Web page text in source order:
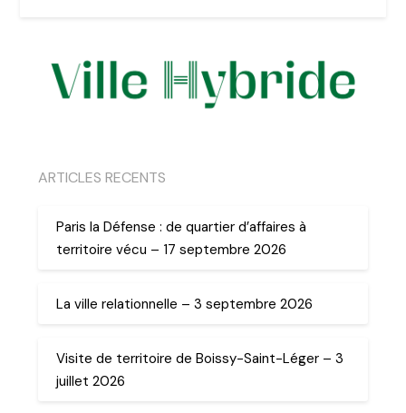
ARTICLES RECENTS
Paris la Défense : de quartier d’affaires à
territoire vécu – 17 septembre 2026
La ville relationnelle – 3 septembre 2026
Visite de territoire de Boissy-Saint-Léger – 3
juillet 2026